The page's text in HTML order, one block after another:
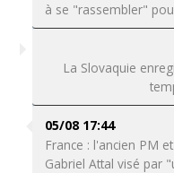
à se "rassembler"
La Slovaquie
05/08 17:44
France : l'ancien PM
Gabriel Attal visé par